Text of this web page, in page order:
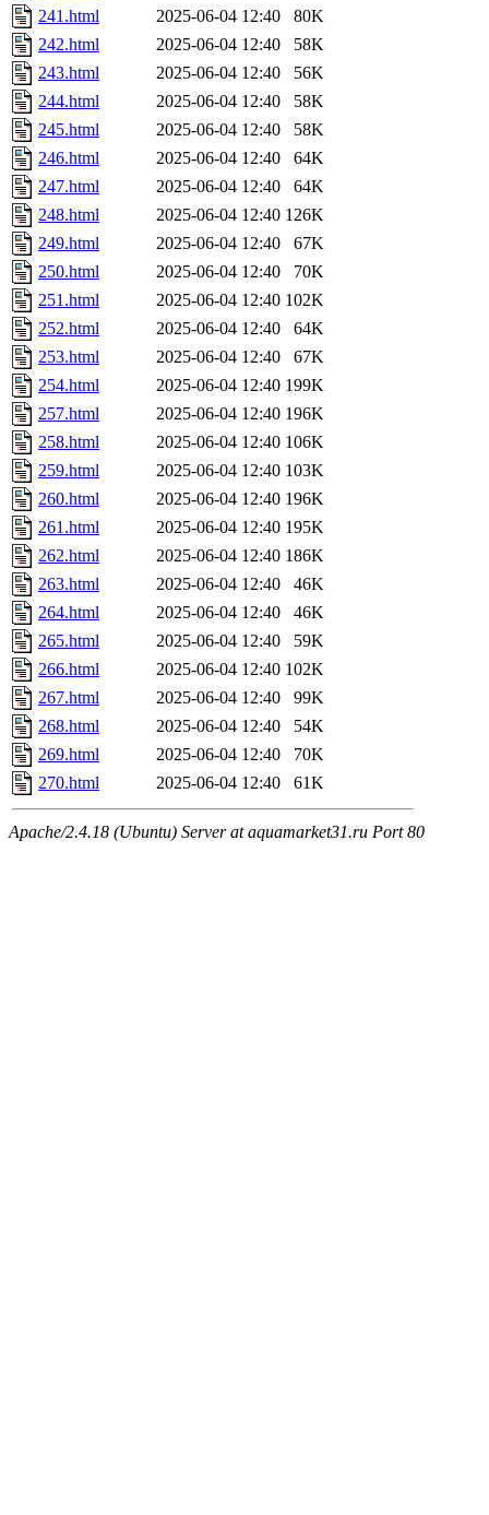
241.html
2025-06-04 12:40
80K
242.html
2025-06-04 12:40
58K
243.html
2025-06-04 12:40
56K
244.html
2025-06-04 12:40
58K
245.html
2025-06-04 12:40
58K
246.html
2025-06-04 12:40
64K
247.html
2025-06-04 12:40
64K
248.html
2025-06-04 12:40 126K
249.html
2025-06-04 12:40
67K
250.html
2025-06-04 12:40
70K
251.html
2025-06-04 12:40 102K
252.html
2025-06-04 12:40
64K
253.html
2025-06-04 12:40
67K
254.html
2025-06-04 12:40 199K
257.html
2025-06-04 12:40 196K
258.html
2025-06-04 12:40 106K
259.html
2025-06-04 12:40 103K
260.html
2025-06-04 12:40 196K
261.html
2025-06-04 12:40 195K
262.html
2025-06-04 12:40 186K
263.html
2025-06-04 12:40
46K
264.html
2025-06-04 12:40
46K
265.html
2025-06-04 12:40
59K
266.html
2025-06-04 12:40 102K
267.html
2025-06-04 12:40
99K
268.html
2025-06-04 12:40
54K
269.html
2025-06-04 12:40
70K
270.html
2025-06-04 12:40 61K
Apache/2.4.18 (Ubuntu) Server at aquamarket31.ru Port 80